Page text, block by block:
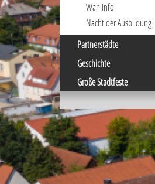
Wahlinfo
Nacht der Ausbildung
Partnerstädte
Geschichte
Große Stadtfeste